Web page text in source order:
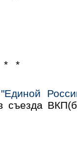
* *
съезда